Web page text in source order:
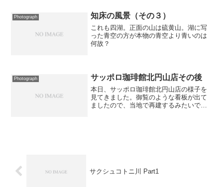
Photograph 知床の風景（その３）
これも四湖。正面の山は硫黄山。湖に写
った青空の方が本物の青空より青いのは
何故？
Photograph サッポロ珈琲館北円山店その後
本日、サッポロ珈琲館北円山店の様子を
見てきました。御覧のような看板が出て
ましたので、当地で再建するみたいで
サクシュコトニ川 Part1